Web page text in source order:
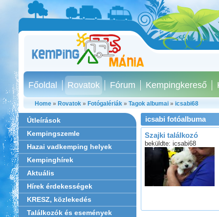
Főoldal Rovatok Fórum Kempingkereső
Home » Rovatok » Fotógalériák » Tagok albumai » icsabi68
Útleírások
Kempingszemle
Hazai vadkemping helyek
Kempinghírek
Aktuális
Hírek érdekességek
KRESZ, közlekedés
Találkozók és események
icsabi fotóalbuma
Szajki találkozó
beküldte: icsabi68